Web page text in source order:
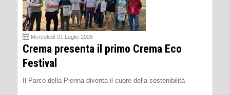
Mercoledì 01 Luglio 2026
Crema presenta il primo Crema Eco
Festival
Il Parco della Pierina diventa il cuore della sostenibilità